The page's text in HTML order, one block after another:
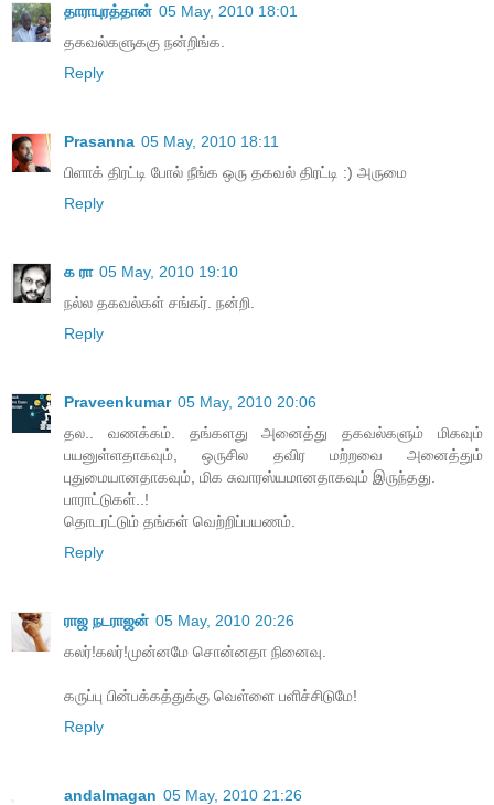
தாராபுரத்தான் 05 May, 2010 18:01
தகவல்களுககு நன்றிங்க.
Reply
Prasanna 05 May, 2010 18:11
பிளாக் திரட்டி போல் நீங்க ஒரு தகவல் திரட்டி :) அருமை
Reply
க ரா 05 May, 2010 19:10
நல்ல தகவல்கள் சங்கர். நன்றி.
Reply
Praveenkumar 05 May, 2010 20:06
தல.. வணக்கம். தங்களது அனைத்து தகவல்களும் மிகவும்
பயனுள்ளதாகவும், ஒருசில தவிர மற்றவை அனைத்தும்
புதுமையானதாகவும், மிக சுவாரஸ்யமானதாகவும் இருந்தது.
பாராட்டுகள்..!
தொடரட்டும் தங்கள் வெற்றிப்பயணம்.
Reply
ராஜ நடராஜன் 05 May, 2010 20:26
கலர்!கலர்!முன்னமே சொன்னதா நினைவு.
கருப்பு பின்பக்கத்துக்கு வெள்ளை பளிச்சிடுமே!
Reply
andalmagan 05 May, 2010 21:26